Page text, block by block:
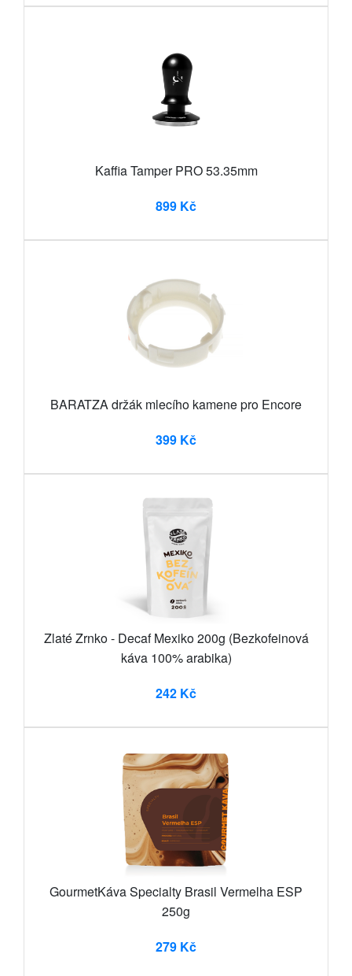
Kaffia Tamper PRO 53.35mm
899 Kč
BARATZA držák mlecího kamene pro Encore
399 Kč
Zlaté Zrnko - Decaf Mexiko 200g (Bezkofeinová
káva 100% arabika)
242 Kč
GourmetKáva Specialty Brasil Vermelha ESP
250g
279 Kč